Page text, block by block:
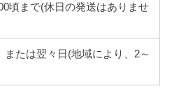
頃まで(休日の発送はありませ
または翌々日(地域により、2～